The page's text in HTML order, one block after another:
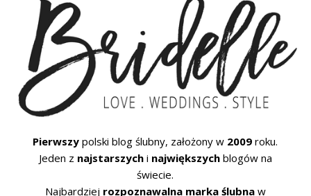
Pierwszy polski blog ślubny, założony w 2009 roku.
Jeden z najstarszychi największychblogów na
świecie.
Najbardziej rozpoznawalna marka ślubnaw